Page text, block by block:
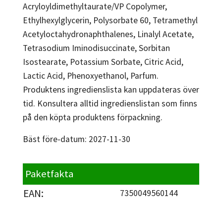
Acryloyldimethyltaurate/VP Copolymer,
Ethylhexylglycerin, Polysorbate 60, Tetramethyl
Acetyloctahydronaphthalenes, Linalyl Acetate,
Tetrasodium Iminodisuccinate, Sorbitan
Isostearate, Potassium Sorbate, Citric Acid,
Lactic Acid, Phenoxyethanol, Parfum.
Produktens ingredienslista kan uppdateras över
tid. Konsultera alltid ingredienslistan som finns
på den köpta produktens förpackning.
Bäst före-datum: 2027-11-30
Paketfakta
EAN: 7350049560144